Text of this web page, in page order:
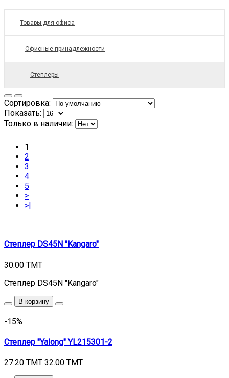
Товары для офиса
Офисные принадлежности
Степлеры
Сортировка:
Показать:
Только в наличии:
1
2
3
4
5
>
>|
Степлер DS45N "Kangaro"
30.00 TMT
Степлер DS45N "Kangaro"
В корзину
-15%
Степлер "Yalong" YL215301-2
27.20 TMT 32.00 TMT